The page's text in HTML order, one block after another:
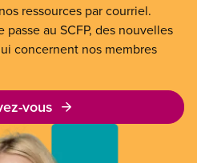
ressources par courriel.
passe au SCFP, des nouvelles
concernent nos membres
vous